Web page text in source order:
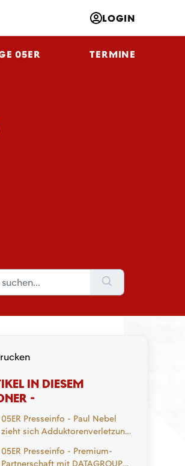
LOGIN
05ER TERMINE
IN DIESEM
-
05ER Presseinfo - Paul Nebel
zieht sich Adduktorenverletzung
05ER Presseinfo - Premium-
Partnerschaft mit DATAGROUP